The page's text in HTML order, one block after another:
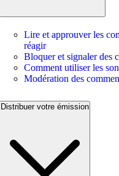
Lire et approuver les
réagir
Bloquer et signaler des
Comment utiliser les
Modération des
Distribuer votre émission